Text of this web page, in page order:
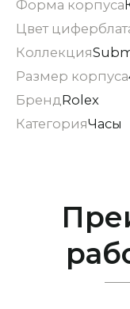
Форма корпуса
Цвет
Коллекция
Размер корпуса
Бренд Rolex
КатегорияЧасы